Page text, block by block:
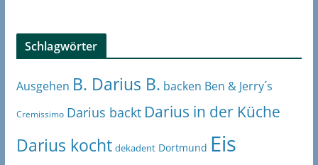
Schlagwörter
Ausgehen B. Darius B. backen Ben & Jerry´s
Cremissimo Darius backt Darius in der Küche
Darius kocht dekadent Dortmund Eis